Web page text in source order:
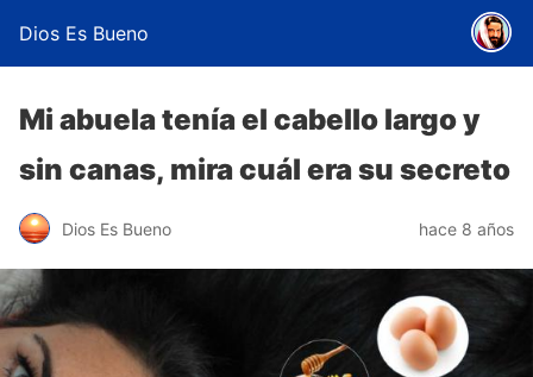
Dios Es Bueno
Mi abuela tenía el cabello largo y
sin canas, mira cuál era su secreto
Dios Es Bueno hace 8 años